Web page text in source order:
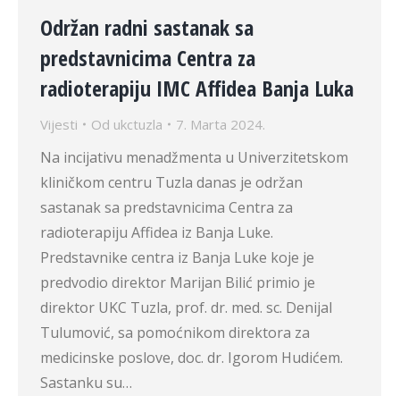
Održan radni sastanak sa
predstavnicima Centra za
radioterapiju IMC Affidea Banja Luka
Vijesti Od ukctuzla 7. Marta 2024.
Na incijativu menadžmenta u Univerzitetskom
kliničkom centru Tuzla danas je održan
sastanak sa predstavnicima Centra za
radioterapiju Affidea iz Banja Luke.
Predstavnike centra iz Banja Luke koje je
predvodio direktor Marijan Bilić primio je
direktor UKC Tuzla, prof. dr. med. sc. Denijal
Tulumović, sa pomoćnikom direktora za
medicinske poslove, doc. dr. Igorom Hudićem.
Sastanku su…